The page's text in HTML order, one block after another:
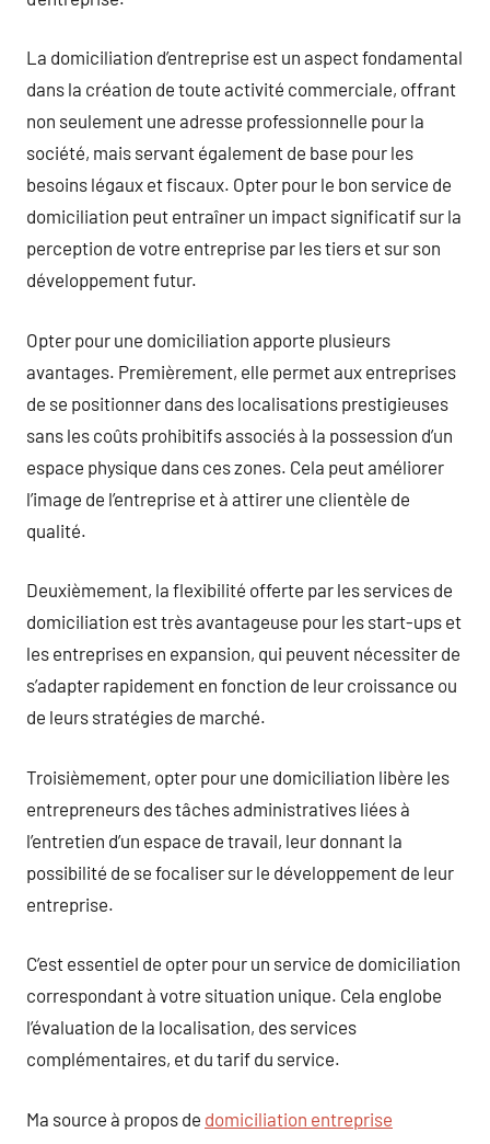
La domiciliation d’entreprise est un aspect fondamental
dans la création de toute activité commerciale, offrant
non seulement une adresse professionnelle pour la
société, mais servant également de base pour les
besoins légaux et fiscaux. Opter pour le bon service de
domiciliation peut entraîner un impact significatif sur la
perception de votre entreprise par les tiers et sur son
développement futur.
Opter pour une domiciliation apporte plusieurs
avantages. Premièrement, elle permet aux entreprises
de se positionner dans des localisations prestigieuses
sans les coûts prohibitifs associés à la possession d’un
espace physique dans ces zones. Cela peut améliorer
l’image de l’entreprise et à attirer une clientèle de
qualité.
Deuxièmement, la flexibilité offerte par les services de
domiciliation est très avantageuse pour les start-ups et
les entreprises en expansion, qui peuvent nécessiter de
s’adapter rapidement en fonction de leur croissance ou
de leurs stratégies de marché.
Troisièmement, opter pour une domiciliation libère les
entrepreneurs des tâches administratives liées à
l’entretien d’un espace de travail, leur donnant la
possibilité de se focaliser sur le développement de leur
entreprise.
C’est essentiel de opter pour un service de domiciliation
correspondant à votre situation unique. Cela englobe
l’évaluation de la localisation, des services
complémentaires, et du tarif du service.
Ma source à propos de domiciliation entreprise